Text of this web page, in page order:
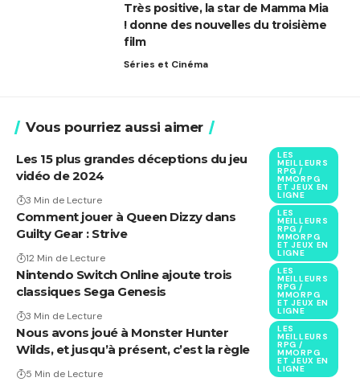
Très positive, la star de Mamma Mia
! donne des nouvelles du troisième
film
Séries et Cinéma
Vous pourriez aussi aimer
LES
MEILLEURS
RPG /
MMORPG
ET JEUX EN
LIGNE
Les 15 plus grandes déceptions du jeu
vidéo de 2024
3 Min de Lecture
LES
MEILLEURS
RPG /
MMORPG
ET JEUX EN
LIGNE
Comment jouer à Queen Dizzy dans
Guilty Gear : Strive
12 Min de Lecture
LES
MEILLEURS
RPG /
MMORPG
ET JEUX EN
LIGNE
Nintendo Switch Online ajoute trois
classiques Sega Genesis
3 Min de Lecture
LES
MEILLEURS
RPG /
MMORPG
ET JEUX EN
LIGNE
Nous avons joué à Monster Hunter
Wilds, et jusqu’à présent, c’est la règle
5 Min de Lecture